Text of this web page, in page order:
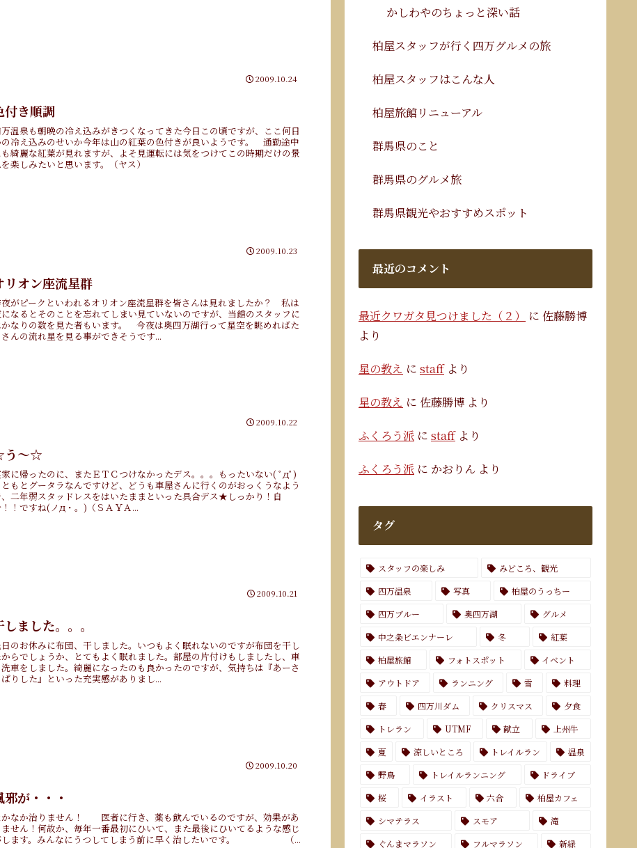
2009.10.24
付き順調
温泉も朝晩の冷え込みがきつくなってきた今日この頃ですが、ここ何日
の冷え込みのせいか今年は山の紅葉の色付きが良いようです。 通勤途中
も綺麗な紅葉が見れますが、よそ見運転には気をつけてこの時期だけの景
楽しみたいと思います。（ヤス）
2009.10.23
リオン座流星群
がピークといわれるオリオン座流星群を皆さんは見れましたか？ 私は
なるとそのことを忘れてしまい見ていないのですが、当館のスタッフに
かなりの数を見た者もいます。 今夜は奥四万湖行って星空を眺めればた
さんの流れ星を見る事ができそうです...
2009.10.22
～☆
に帰ったのに、またＥＴＣつけなかったデス。。。もったいない( ﾟдﾟ)
ともとグータラなんですけど、どうも車屋さんに行くのがおっくうなよう
二年弱スタッドレスをはいたままといった具合デス★しっかり！自
！ですね(ノд・。)（ＳＡＹＡ...
2009.10.21
しました。。。
のお休みに布団、干しました。いつもよく眠れないのですが布団を干し
らでしょうか、とてもよく眠れました。部屋の片付けもしましたし、車
車をしました。綺麗になったのも良かったのですが、気持ちは『あーさ
りした』といった充実感がありまし...
2009.10.20
邪が・・・
かなか治りません！ 医者に行き、薬も飲んでいるのですが、効果があ
ません！何故か、毎年一番最初にひいて、また最後にひいてるような感じ
します。みんなにうつしてしまう前に早く治したいです。 （...
かしわやのちょっと深い話
柏屋スタッフが行く四万グルメの旅
柏屋スタッフはこんな人
柏屋旅館リニューアル
群馬県のこと
群馬県のグルメ旅
群馬県観光やおすすめスポット
最近のコメント
最近クワガタ見つけました（２） に 佐藤勝博
より
星の教え に staffより
星の教え に 佐藤勝博 より
ふくろう派 に staffより
ふくろう派 に かおりん より
タグ
スタッフの楽しみ
みどころ、観光
四万温泉
写真
柏屋のうっちー
四万ブルー
奥四万湖
グルメ
中之条ビエンナーレ
冬
紅葉
柏屋旅館
フォトスポット
イベント
アウトドア
ランニング 雪
料理
春
四万川ダム クリスマス
夕食
トレラン
UTMF 献立
上州牛
夏
涼しいところ トレイルラン
温泉
野鳥
トレイルランニング
ドライブ
桜
イラスト 六合
柏屋カフェ
シマテラス
スモア
滝
ぐんまマラソン
フルマラソン 新緑